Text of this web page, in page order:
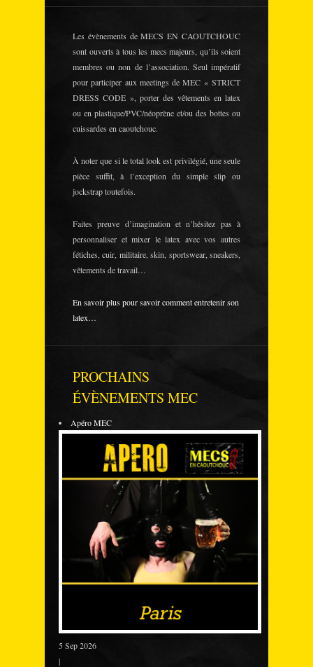
Les évènements de MECS EN CAOUTCHOUC
sont ouverts à tous les mecs majeurs, qu’ils soient
membres ou non de l’association. Seul impératif
pour participer aux meetings de MEC « STRICT
DRESS CODE », porter des vêtements en latex
ou en plastique/PVC/néoprène et/ou des bottes ou
cuissardes en caoutchouc.
À noter que si le total look est privilégié, une seule
pièce suffit, à l’exception du simple slip ou
jockstrap toutefois.
Faites preuve d’imagination et n’hésitez pas à
personnaliser et mixer le latex avec vos autres
fétiches, cuir, militaire, skin, sportswear, sneakers,
vêtements de travail…
En savoir plus pour savoir comment entretenir son
latex…
PROCHAINS
ÉVÈNEMENTS MEC
Apéro MEC
5 Sep 2026
|